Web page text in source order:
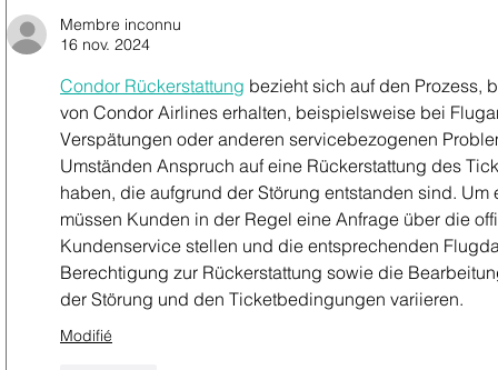
Membre inconnu
16 nov. 2024
Condor Rückerstattung bezieht sich auf den Prozess,
von Condor Airlines erhalten, beispielsweise bei
Verspätungen oder anderen servicebezogenen
Umständen Anspruch auf eine Rückerstattung des
haben, die aufgrund der Störung entstanden sind.
müssen Kunden in der Regel eine Anfrage über die
Kundenservice stellen und die entsprechenden
Berechtigung zur Rückerstattung sowie die
der Störung und den Ticketbedingungen variieren.
Modifié